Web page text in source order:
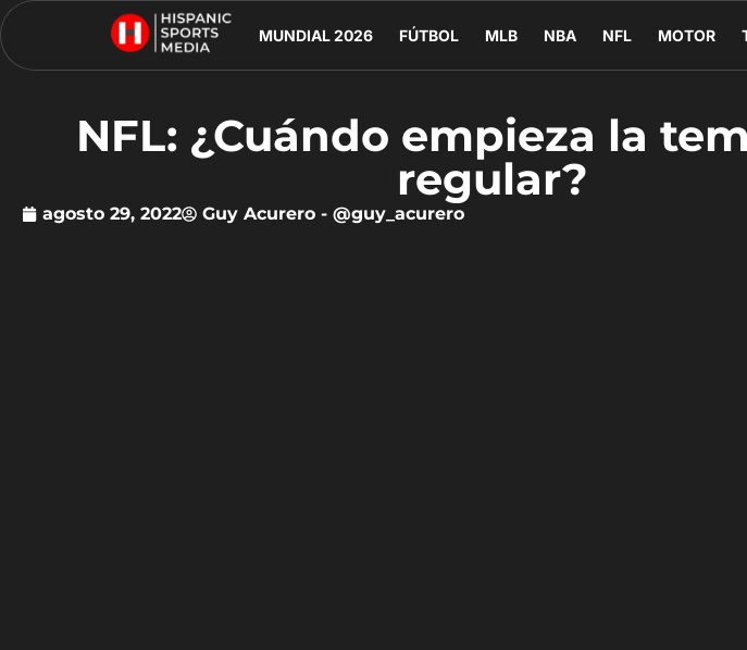
MUNDIAL 2026 FÚTBOL MLB NBA NFL MOTOR
NFL: ¿Cuándo empieza la
regular?
agosto 29, 2022 Guy Acurero - @guy_acurero